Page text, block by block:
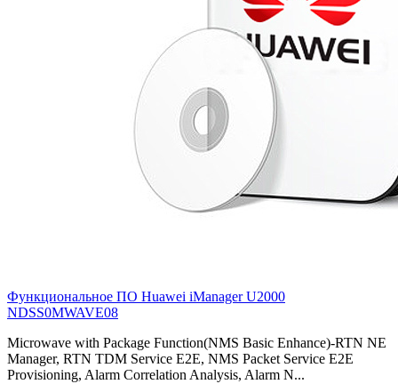
Функциональное ПО Huawei iManager U2000
NDSS0MWAVE08
Microwave with Package Function(NMS Basic Enhance)-RTN NE
Manager, RTN TDM Service E2E, NMS Packet Service E2E
Provisioning, Alarm Correlation Analysis, Alarm N...